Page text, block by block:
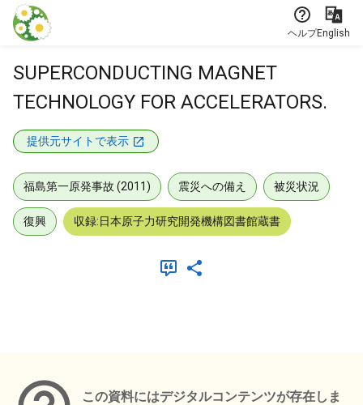
本文に飛ぶ
ヘルプEnglish
SUPERCONDUCTING MAGNET
TECHNOLOGY FOR ACCELERATORS.
提供元サイトで表示
福島第一原発事故 (2011) 震災への備え 被災状況
復興 収録:日本原子力研究開発機構図書館蔵書
この資料にはデジタルコンテンツが存在しま